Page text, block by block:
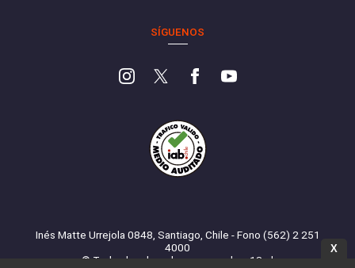
SÍGUENOS
Inés Matte Urrejola 0848, Santiago, Chile - Fono (562) 2 251
4000
© Todos los derechos reservados. 13.cl
X